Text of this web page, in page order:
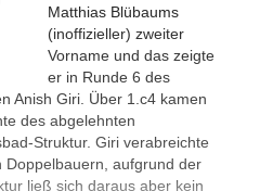
Matthias Blübaums
(inoffizieller) zweiter
Vorname und das zeigte
er in Runde 6 des
Anish Giri. Über 1.c4 kamen
des abgelehnten
Struktur. Giri verabreichte
Doppelbauern, aufgrund der
ließ sich daraus aber kein